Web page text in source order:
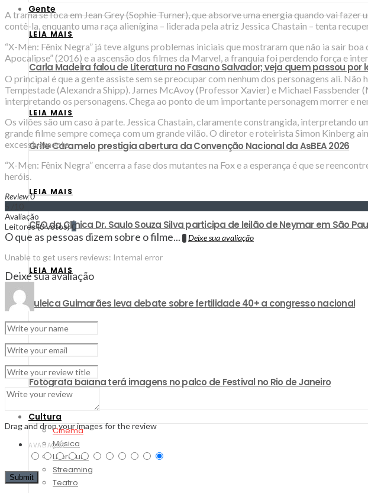
Gente
LEIA MAIS
Carla Madeira falou de Literatura no Fasano Salvador; veja quem passou por
LEIA MAIS
Grife Caramelo prestigia abertura da Convenção Nacional da AsBEA 2026
LEIA MAIS
CEO da Clínica Dr. Saulo Souza Silva participa de leilão de Neymar em São
LEIA MAIS
Zuleica Guimarães leva debate sobre fertilidade 40+ a congresso nacional
LEIA MAIS
Fotógrafa baiana terá imagens no palco de Festival no Rio de Janeiro
Cultura
Cinema
Música
Literatura
Streaming
Teatro
A trama se foca em Jean Grey (Sophie Turner), que absorve uma energia quando vai
contê-la, enquanto uma raça alienígina – liderada pela atriz Jessica Chastain – tenta
“X-Men: Fênix Negra” já teve alguns problemas iniciais que mostraram que não ia sair
Apocalipse” (2016) e a ascensão dos filmes da Marvel, a franquia foi perdendo força e
O principal é que a gente assiste sem se preocupar com nenhum dos personagens ali.
Tempestade (Alexandra Shipp). James McAvoy (Professor Xavier) e Michael
interpretando os personagens. Chega ao ponto de um importante personagem morrer e
Os vilões são um caso à parte. Jessica Chastain, claramente constrangida, interpretando
grande filme sempre começa com um grande vilão. O diretor e roteirista Simon Kinberg
excessivamente.
“X-Men: Fênix Negra” encerra a fase dos mutantes na Fox e a esperança é que se
heróis.
Review 0
Avaliação
Leitores(0votos) 0
O que as pessoas dizem sobre o filme... 0 Deixe sua avaliação
Unable to get users reviews: Internal error
Deixe sua avaliação
Drag and drop your images for the review
AVALIAÇÃO